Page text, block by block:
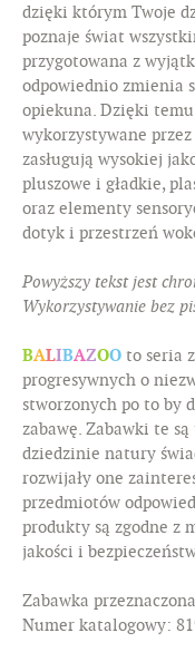
dzięki którym Twoje
poznaje świat
przygotowana z
odpowiednio zmienia
opiekuna. Dzięki
wykorzystywane przez
zasługują wysokiej
pluszowe i gładkie,
oraz elementy
dotyk i przestrzeń
Powyższy tekst jest
Wykorzystywanie bez
BALIBAZOO to seria
progresywnych o
stworzonych po to by
zabawę. Zabawki te
dziedzinie natury
rozwijały one
przedmiotów
produkty są zgodne z
jakości i
Zabawka
Numer katalogowy: